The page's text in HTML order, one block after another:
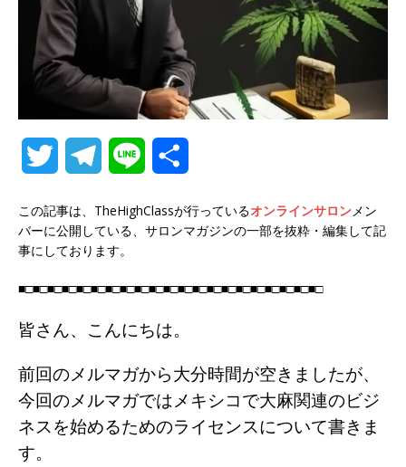
i
e
r
l
r
a
m
n
この記事は、TheHighClassが行っているオンラインサロンメン
バーに公開している、サロンマガジンの一部を抜粋・編集して記
事にしております。
■□■□■□■□■□■□■□■□■□■□■□■□■□■□■□■□■□■□■□■□■□
皆さん、こんにちは。
前回のメルマガから大分時間が空きましたが、
今回のメルマガではメキシコで大麻関連のビジ
ネスを始めるためのライセンスについて書きま
す。